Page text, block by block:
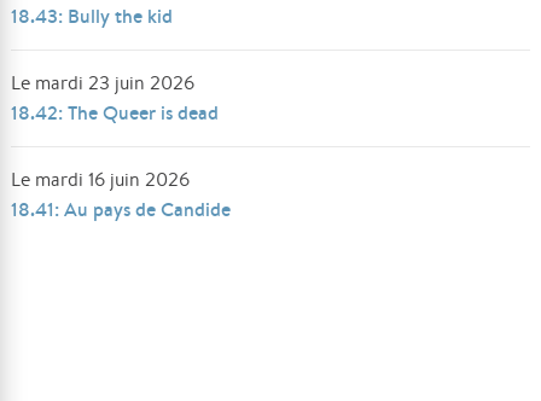
18.43: Bully the kid
Le mardi 23 juin 2026
18.42: The Queer is dead
Le mardi 16 juin 2026
18.41: Au pays de Candide